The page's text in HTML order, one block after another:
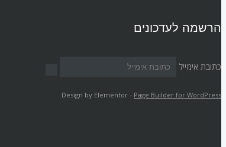
הרשמה לעדכונים
כתובת אימייל
Design by Elementor - Page Builder for WordPress